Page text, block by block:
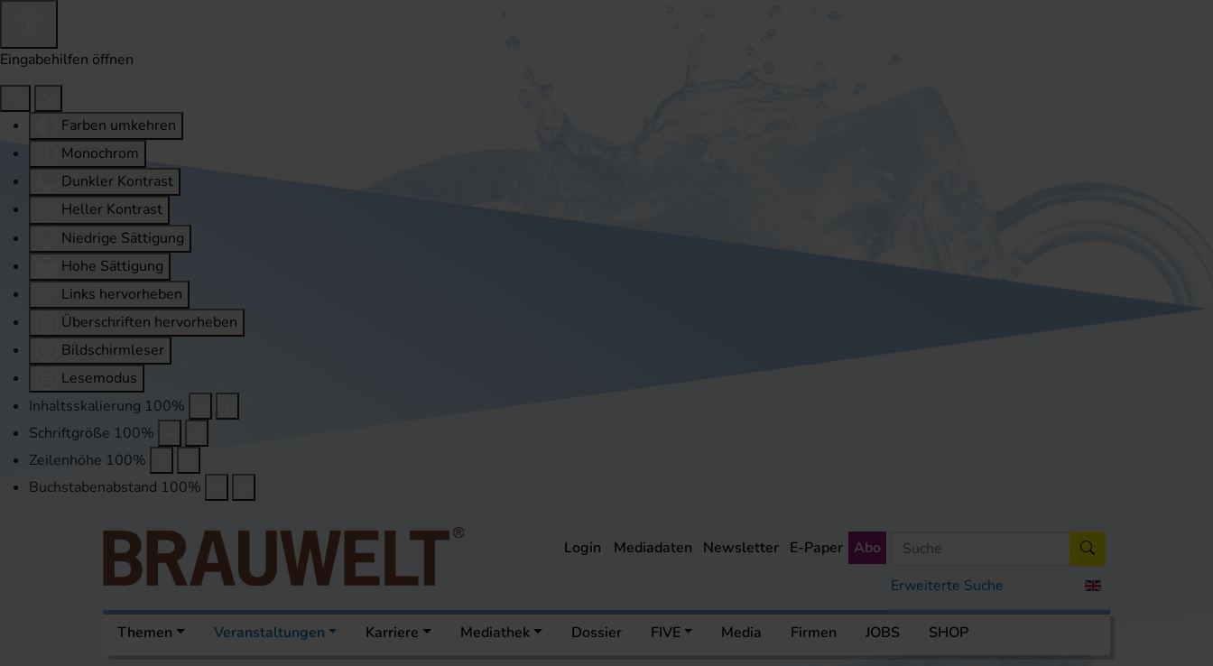
Eingabehilfen öffnen
Farben umkehren
Monochrom
Dunkler Kontrast
Heller Kontrast
Niedrige Sättigung
Hohe Sättigung
Links hervorheben
Überschriften hervorheben
Bildschirmleser
Lesemodus
Inhaltsskalierung 100%
Schriftgröße 100%
Zeilenhöhe 100%
Buchstabenabstand 100%
Erweiterte Suche
Login Mediadaten Newsletter E-Paper Abo
Themen Veranstaltungen Karriere Mediathek Dossier FIVE Media Firmen JOBS SHOP